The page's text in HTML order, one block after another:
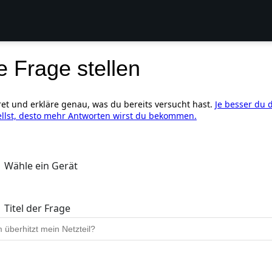
Frage stellen
und erkläre genau, was du bereits versucht hast. Je besser du
desto mehr Antworten wirst du bekommen.
Wähle ein Gerät
Titel der Frage